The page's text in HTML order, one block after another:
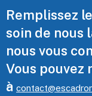
Remplissez
soin de nous
nous vous
Vous pouvez
à